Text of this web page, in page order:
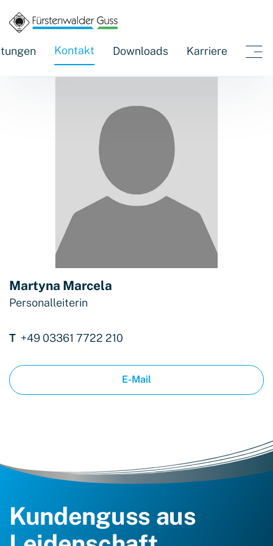
Kontakt Downloads Karriere
Fürstenwalder Guss Kontakt
Martyna Marcela
Personalleiterin
T +49 03361 7722 210
E-Mail
Kundenguss aus